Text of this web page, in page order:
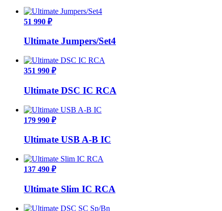
51 990 ₽
Ultimate Jumpers/Set4
351 990 ₽
Ultimate DSC IC RCA
179 990 ₽
Ultimate USB A-B IC
137 490 ₽
Ultimate Slim IC RCA